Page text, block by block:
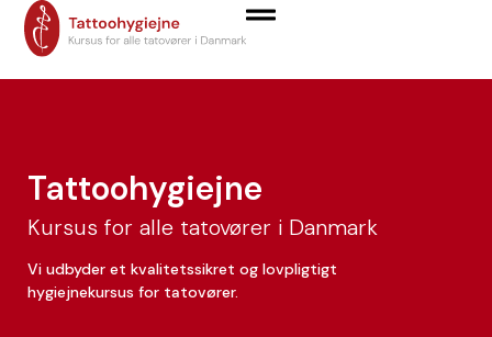
Tobias Ørn Aronsø
Tattoohygiejne
Kursus for alle tatovører i Danmark
Vi udbyder et kvalitetssikret og lovpligtigt
hygiejnekursus for tatovører.